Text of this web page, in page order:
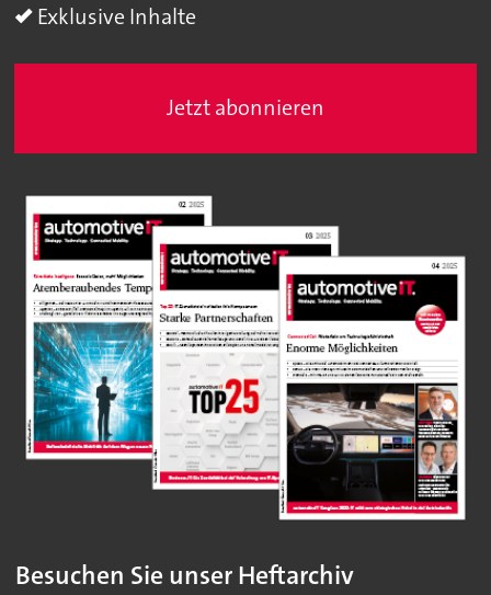
Exklusive Inhalte
Jetzt abonnieren
Besuchen Sie unser Heftarchiv